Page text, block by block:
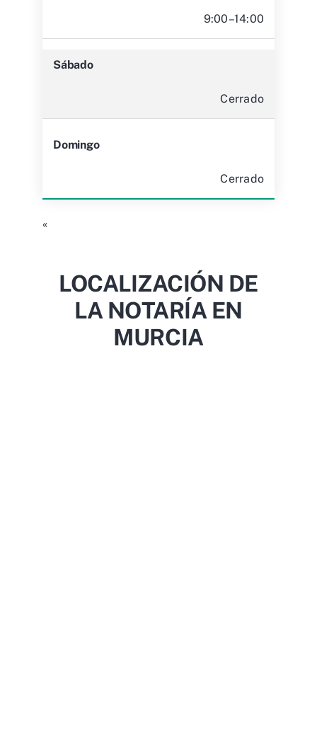
9:00–14:00
Sábado
Cerrado
Domingo
Cerrado
«
LOCALIZACIÓN DE
LA NOTARÍA EN
MURCIA